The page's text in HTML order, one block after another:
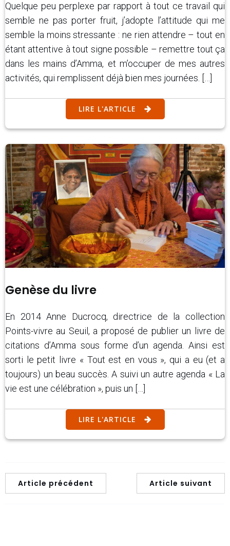
Quelque peu perplexe par rapport à tout ce travail qui
semble ne pas porter fruit, j’adopte l’attitude qui me
semble la moins stressante : ne rien attendre – tout en
étant attentive à tout signe possible – remettre tout ça
dans les mains d’Amma, et m’occuper de mes autres
activités, qui remplissent déjà bien mes journées. […]
LIRE L'ARTICLE
Genèse du livre
En 2014 Anne Ducrocq, directrice de la collection
Points-vivre au Seuil, a proposé de publier un livre de
citations d’Amma sous forme d’un agenda. Ainsi est
sorti le petit livre « Tout est en vous », qui a eu (et a
toujours) un beau succès. A suivi un autre agenda « La
vie est une célébration », puis un […]
LIRE L'ARTICLE
Article précédent Article suivant